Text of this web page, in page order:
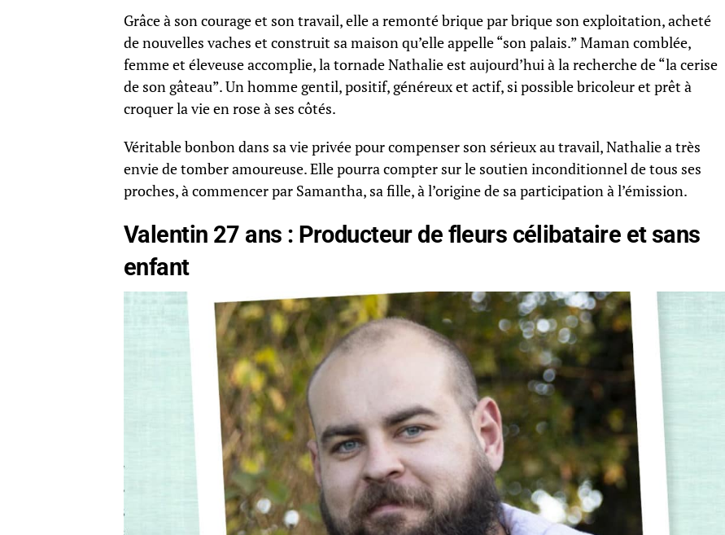
Grâce à son courage et son travail, elle a remonté brique par brique son exploitation, acheté
de nouvelles vaches et construit sa maison qu’elle appelle “son palais.” Maman comblée,
femme et éleveuse accomplie, la tornade Nathalie est aujourd’hui à la recherche de “la cerise
de son gâteau”. Un homme gentil, positif, généreux et actif, si possible bricoleur et prêt à
croquer la vie en rose à ses côtés.
Véritable bonbon dans sa vie privée pour compenser son sérieux au travail, Nathalie a très
envie de tomber amoureuse. Elle pourra compter sur le soutien inconditionnel de tous ses
proches, à commencer par Samantha, sa fille, à l’origine de sa participation à l’émission.
Valentin 27 ans : Producteur de fleurs célibataire et sans
enfant